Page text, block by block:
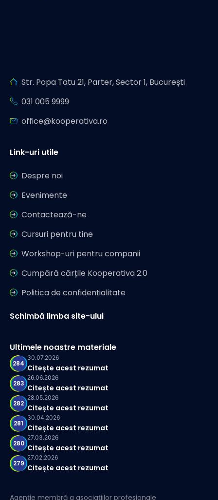
Link-uri utile
Despre noi
Evenimente
Contactează-ne
Cursuri pentru tine
Workshop-uri pentru companii
Cumpără cărțile Kooperativa 2.0
Politica de confidențialitate
Schimbă limba site-ului
Str. Popa Tatu 21, Parter, Sector 1, București
031 005 9999
office@kooperativa.ro
Ultimele noastre materiale
284
30.07.2026
Citește acest rezumat
283
26.06.2026
Citește acest rezumat
282
28.05.2026
Citește acest rezumat
281
30.04.2026
Citește acest rezumat
280
27.03.2026
Citește acest rezumat
279
27.02.2026
Citește acest rezumat
Agenție membră a asociațiilor profesionale